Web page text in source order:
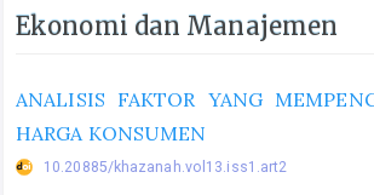
Ekonomi dan Manajemen
ANALISIS FAKTOR YANG
HARGA KONSUMEN
10.20885/khazanah.vol13.iss1.art2